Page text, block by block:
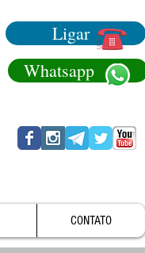
Ligar
Whatsapp
CONTATO